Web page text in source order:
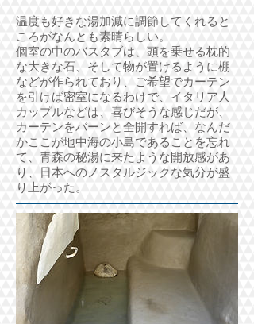
温度も好きな湯加減に調節してくれると
ころがなんとも素晴らしい。
個室の中のバスタブは、頭を乗せる枕的
な大きな石、そして物が置けるように棚
などが作られており、ご希望でカーテン
を引けば密室になるわけで、イタリア人
カップルなどは、喜びそうな感じだが、
カーテンをバーンと全開すれば、なんだ
かここが地中海の小島であることを忘れ
て、青森の秘湯に来たような開放感があ
り、日本へのノスタルジックな気分が盛
り上がった。